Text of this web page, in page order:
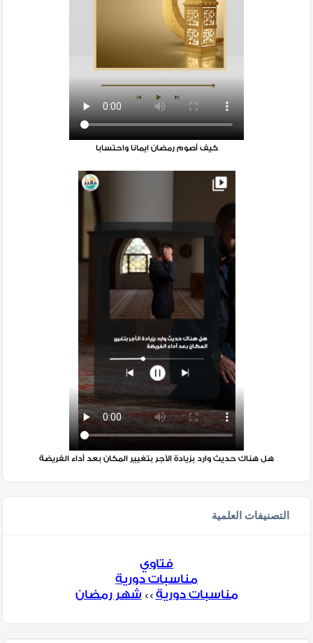
كيف أصوم رمضان ايمانا واحتسابا
هل هناك حديث وارد بزيادة الأجر بتغيير المكان بعد أداء الفريضة
التصنيفات العلمية
فتاوي
مناسبات دورية
مناسبات دورية >> شهر رمضان